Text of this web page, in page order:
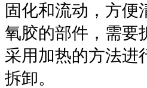
固化和流动，方便
氧胶的部件，需要
采用加热的方法进
拆卸。